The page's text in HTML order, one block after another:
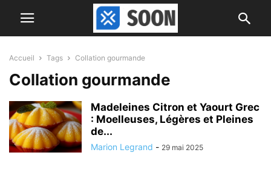
Accueil Tags Collation gourmande
Collation gourmande
Madeleines Citron et Yaourt Grec
: Moelleuses, Légères et Pleines
de...
Marion Legrand - 29 mai 2025